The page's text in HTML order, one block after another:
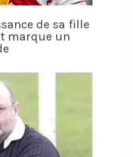
de sa fille
marque un